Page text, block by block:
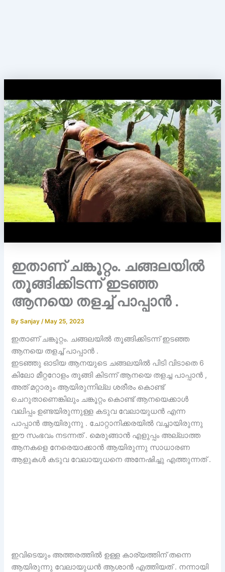
ഇതാണ് ചങ്കൂറ്റം. ചങ്ങലയിൽ
തൂങ്ങിക്കിടന്ന് ഇടഞ്ഞ
ആനയെ തളച്ച് പാപ്പാൻ .
BySanjay /May 25, 2023
ഇതാണ് ചങ്കൂറ്റം. ചങ്ങലയിൽ തൂങ്ങിക്കിടന്ന് ഇടഞ്ഞ
ആനയെ തളച്ച് പാപ്പാൻ .
ഇടഞ്ഞു ഓടിയ ആനയുടെ ചങ്ങലയിൽ പിടി വിടാതെ 6
കിലോ മീറ്ററോളം തൂങ്ങി കിടന്ന് ആനയെ തളച്ച പാപ്പാൻ ,
അത് മറ്റാരും ആയിരുന്നില്ല ശരീരം കൊണ്ട്
ചെറുതാണെങ്കിലും ചങ്കൂറ്റം കൊണ്ട് ആനയെക്കാൾ
വലിപ്പം ഉണ്ടയിരുന്നുള്ള കടുവ വേലായുധൻ എന്ന
പാപ്പാൻ ആയിരുന്നു . ചോറ്റാനിക്കരയിൽ വച്ചായിരുന്നു
ഈ സംഭവം നടന്നത് . മെരുങ്ങാൻ എളുപ്പം അല്ലാത്ത
ആനകളെ നേരെയാക്കാൻ ആയിരുന്നു സാധാരണ
ആളുകൾ കടുവ വേലായുധനെ അനേഷിച്ചു എത്തുന്നത് .
ഇവിടെയും അത്തരത്തിൽ ഉള്ള കാര്യത്തിന് തന്നെ
ആയിരുന്നു വേലായുധൻ ആശാൻ എത്തിയത് . നന്നായി